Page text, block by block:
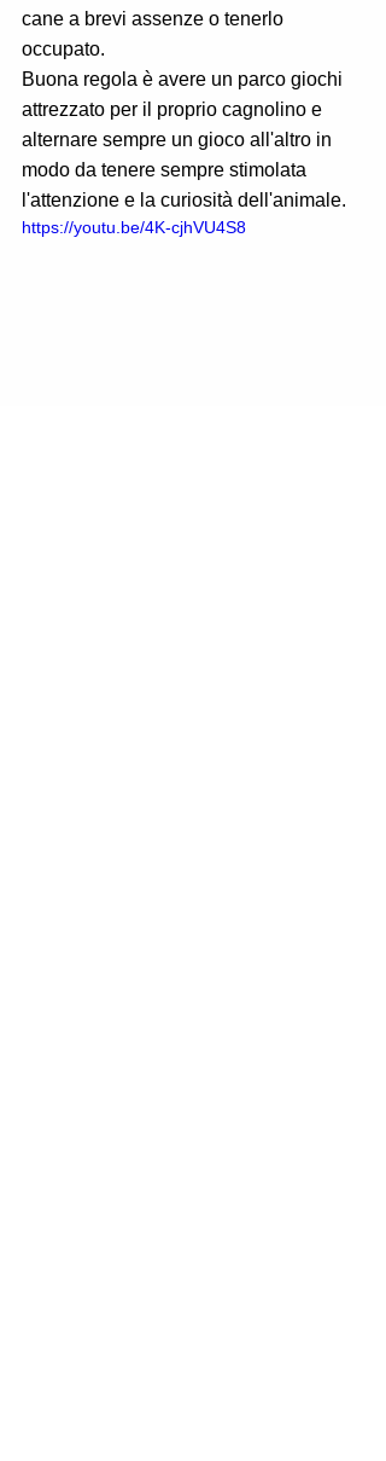
cane a brevi assenze o tenerlo
occupato.
Buona regola è avere un parco giochi
attrezzato per il proprio cagnolino e
alternare sempre un gioco all'altro in
modo da tenere sempre stimolata
l'attenzione e la curiosità dell'animale.
https://youtu.be/4K-cjhVU4S8